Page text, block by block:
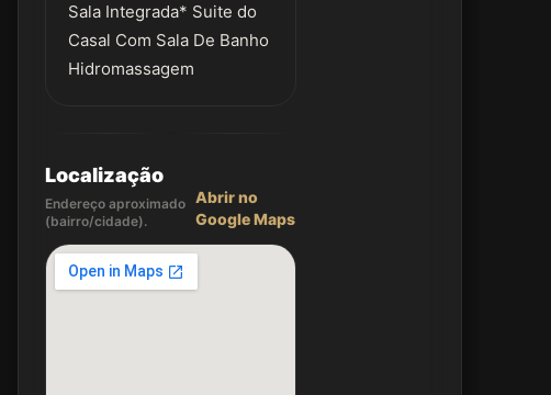
Sala Integrada* Suite do
Casal Com Sala De Banho
Hidromassagem
Localização
Endereço aproximado
(bairro/cidade).
Abrir no
Google Maps